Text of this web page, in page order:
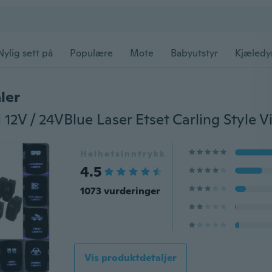
sett på Populære Mote Babyutstyr
Helhetsinntrykk
4.5
1073 vurderinger
Vis produktdetaljer